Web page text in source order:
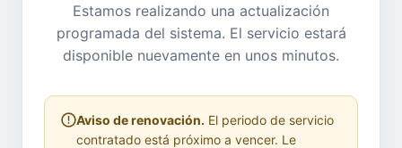
Estamos realizando una actualización
programada del sistema. El servicio estará
disponible nuevamente en unos minutos.
Aviso de renovación. El periodo de servicio
contratado está próximo a vencer. Le